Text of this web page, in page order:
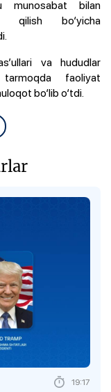
munosabat bilan
qilish bo‘yicha
va hududlar
faoliyat
bo‘lib o‘tdi.
19:17